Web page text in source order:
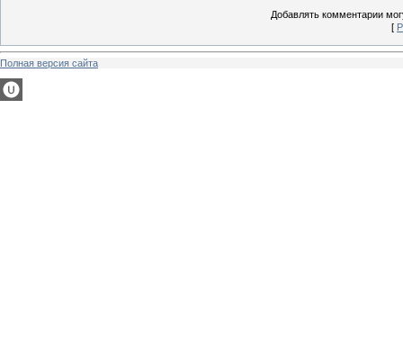
Добавлять комментарии
[
Полная версия сайта